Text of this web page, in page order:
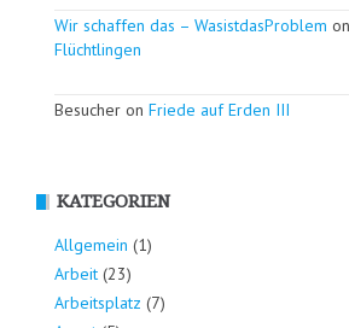
Wir schaffen das – WasistdasProblem on
Flüchtlingen
Besucher on Friede auf Erden III
KATEGORIEN
Allgemein (1)
Arbeit (23)
Arbeitsplatz (7)